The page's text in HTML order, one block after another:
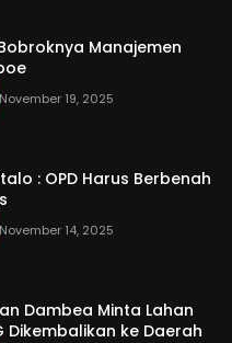
Manajemen
November 19, 2025
: OPD Harus Berbenah
November 14, 2025
Dambea Minta Lahan
Dikembalikan ke Daerah